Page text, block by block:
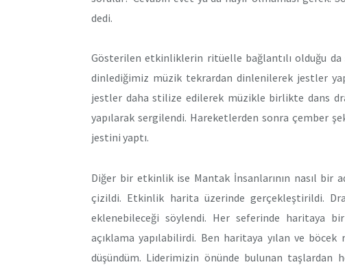
dedi.
Gösterilen etkinliklerin ritüelle bağlantılı olduğu da
dinlediğimiz müzik tekrardan dinlenilerek jestler
jestler daha stilize edilerek müzikle birlikte dans
yapılarak sergilendi. Hareketlerden sonra çember
jestini yaptı.
Diğer bir etkinlik ise Mantak İnsanlarının nasıl bir
çizildi. Etkinlik harita üzerinde gerçekleştirildi.
eklenebileceği söylendi. Her seferinde haritaya
açıklama yapılabilirdi. Ben haritaya yılan ve
düşündüm. Liderimizin önünde bulunan taşlardan